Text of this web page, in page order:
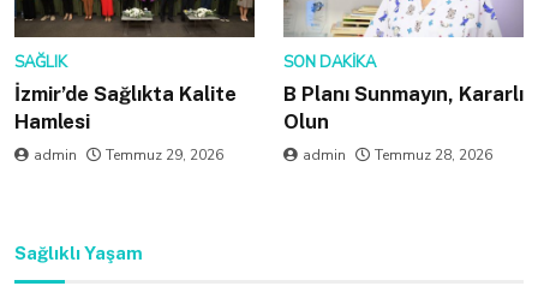
SAĞLIK
İzmir’de Sağlıkta Kalite
Hamlesi
admin Temmuz 29, 2026
SON DAKIKA
B Planı Sunmayın, Kararlı
Olun
admin Temmuz 28, 2026
Sağlıklı Yaşam